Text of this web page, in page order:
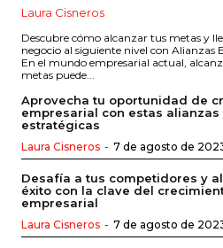
Laura Cisneros
Descubre cómo alcanzar tus metas y
negocio al siguiente nivel con Alianzas
En el mundo empresarial actual,
metas puede...
Aprovecha tu oportunidad de
empresarial con estas alianzas
estratégicas
Laura Cisneros - 7 de agosto de
Desafía a tus competidores y
éxito con la clave del
empresarial
Laura Cisneros - 7 de agosto de